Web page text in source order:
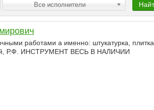
Все исполнители
работами а именно: штукатурка,
Р.Ф. ИНСТРУМЕНТ ВЕСЬ В НАЛИЧИИ